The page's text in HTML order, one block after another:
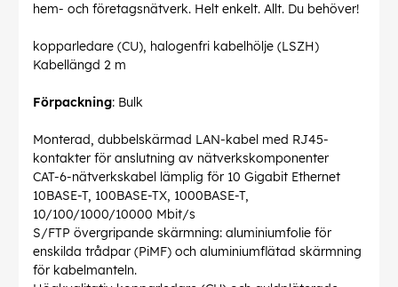
hem- och företagsnätverk. Helt enkelt. Allt. Du behöver!
kopparledare (CU), halogenfri kabelhölje (LSZH)
Kabellängd 2 m
Förpackning: Bulk
Monterad, dubbelskärmad LAN-kabel med RJ45-
kontakter för anslutning av nätverkskomponenter
CAT-6-nätverkskabel lämplig för 10 Gigabit Ethernet
10BASE-T, 100BASE-TX, 1000BASE-T,
10/100/1000/10000 Mbit/s
S/FTP övergripande skärmning: aluminiumfolie för
enskilda trådpar (PiMF) och aluminiumflätad skärmning
för kabelmanteln.